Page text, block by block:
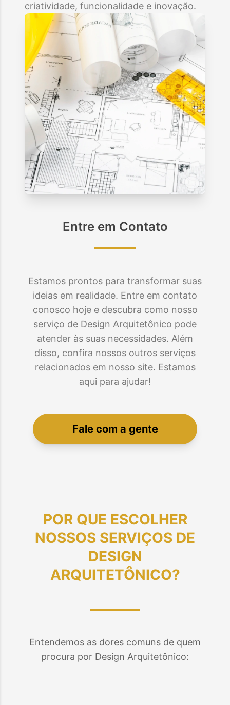
criatividade, funcionalidade e inovação.
Entre em Contato
Estamos prontos para transformar suas
ideias em realidade. Entre em contato
conosco hoje e descubra como nosso
serviço de Design Arquitetônico pode
atender às suas necessidades. Além
disso, confira nossos outros serviços
relacionados em nosso site. Estamos
aqui para ajudar!
Fale com a gente
POR QUE ESCOLHER
NOSSOS SERVIÇOS DE
DESIGN
ARQUITETÔNICO?
Entendemos as dores comuns de quem
procura por Design Arquitetônico: